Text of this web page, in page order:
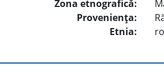
Zona etnografică:
Provenienţa:
Etnia: